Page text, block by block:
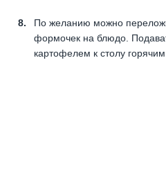
По желанию можно
формочек на блюдо.
картофелем к столу